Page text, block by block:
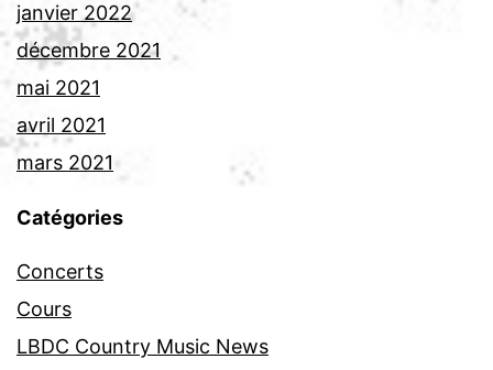
janvier 2022
décembre 2021
mai 2021
avril 2021
mars 2021
Catégories
Concerts
Cours
LBDC Country Music News